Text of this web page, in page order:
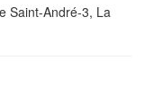
Saint-André-3, La